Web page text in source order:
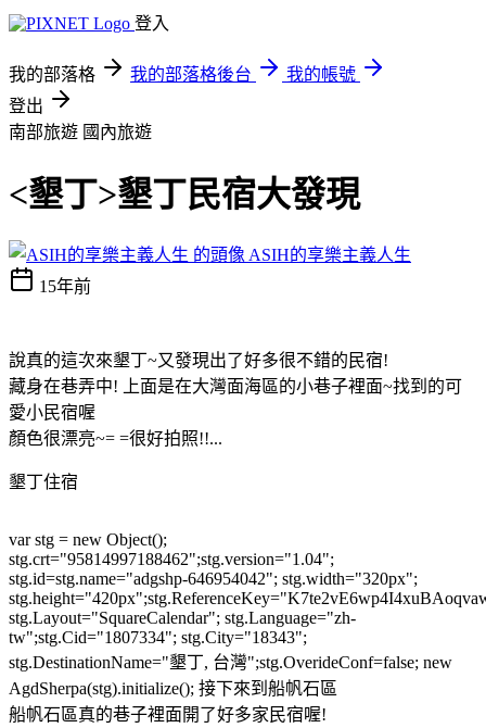
登入
我的部落格 我的部落格後台
我的帳號
登出
南部旅遊 國內旅遊
<墾丁>墾丁民宿大發現
ASIH的享樂主義人生
15年前
說真的這次來墾丁~又發現出了好多很不錯的民宿!
藏身在巷弄中! 上面是在大灣面海區的小巷子裡面~找到的可
愛小民宿喔
顏色很漂亮~= =很好拍照!!...
墾丁住宿
var stg = new Object();
stg.crt="95814997188462";stg.version="1.04";
stg.id=stg.name="adgshp-646954042"; stg.width="320px";
stg.Layout="SquareCalendar"; stg.Language="zh-
tw";stg.Cid="1807334"; stg.City="18343";
stg.DestinationName="墾丁, 台灣";stg.OverideConf=false; new
AgdSherpa(stg).initialize(); 接下來到船帆石區
船帆石區真的巷子裡面開了好多家民宿喔!